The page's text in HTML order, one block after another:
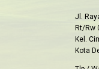
Jl.
Rt/Rw
Kel.
Kota